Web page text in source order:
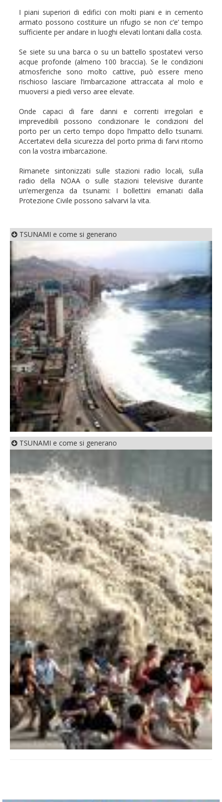
I piani superiori di edifici con molti piani e in cemento
armato possono costituire un rifugio se non c’e’ tempo
sufficiente per andare in luoghi elevati lontani dalla costa.
Se siete su una barca o su un battello spostatevi verso
acque profonde (almeno 100 braccia). Se le condizioni
atmosferiche sono molto cattive, può essere meno
rischioso lasciare l’imbarcazione attraccata al molo e
muoversi a piedi verso aree elevate.
Onde capaci di fare danni e correnti irregolari e
imprevedibili possono condizionare le condizioni del
porto per un certo tempo dopo l’impatto dello tsunami.
Accertatevi della sicurezza del porto prima di farvi ritorno
con la vostra imbarcazione.
Rimanete sintonizzati sulle stazioni radio locali, sulla
radio della NOAA o sulle stazioni televisive durante
un’emergenza da tsunami: I bollettini emanati dalla
Protezione Civile possono salvarvi la vita.
TSUNAMI e come si generano
TSUNAMI e come si generano